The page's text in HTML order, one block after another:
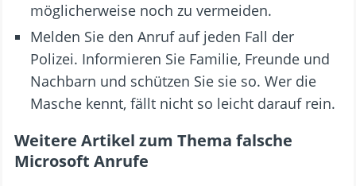
möglicherweise noch zu vermeiden.
Melden Sie den Anruf auf jeden Fall der
Polizei. Informieren Sie Familie, Freunde und
Nachbarn und schützen Sie sie so. Wer die
Masche kennt, fällt nicht so leicht darauf rein.
Weitere Artikel zum Thema falsche
Microsoft Anrufe